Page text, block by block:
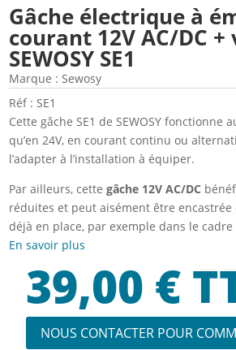
Gâche électrique à
courant 12V AC/DC
SEWOSY SE1
Marque :Sewosy
Réf : SE1
Cette gâche SE1 de SEWOSY fonctionne
qu’en 24V, en courant continu ou
l’adapter à l’installation à équiper.
Par ailleurs, cettegâche 12V AC/DC
réduites et peut aisément être
déjà en place, par exemple dans le cadre
En savoir plus
39,00 €
NOUS CONTACTER POUR